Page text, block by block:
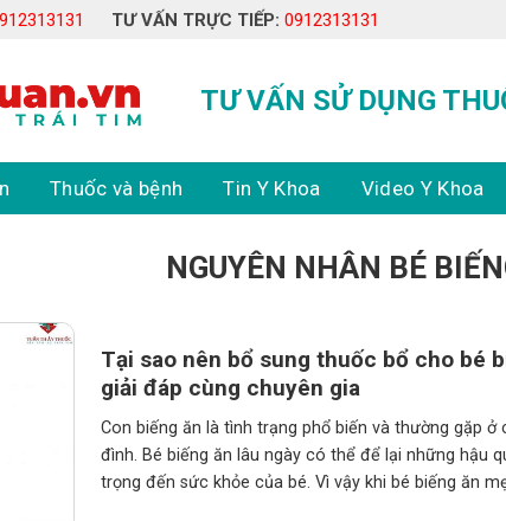
TƯ VẤN TRỰC TIẾP: 0912313131
TƯ VẤN SỬ DỤNG
Thuốc và bệnh Tin Y Khoa Video Y Khoa
NGUYÊN NHÂN BÉ
Tại sao nên bổ sung thuốc bổ cho bé
giải đáp cùng chuyên gia
Con biếng ăn là tình trạng phổ biến và thường gặp ở
đình. Bé biếng ăn lâu ngày có thể để lại những hậu
trọng đến sức khỏe của bé. Vì vậy khi bé biếng ăn